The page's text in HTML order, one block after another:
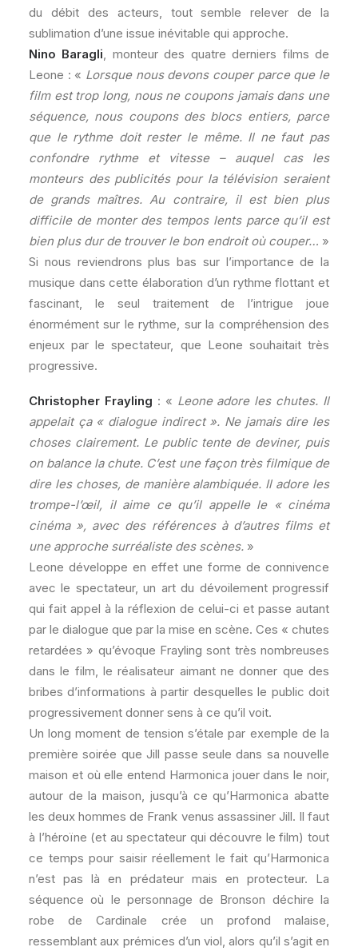
du débit des acteurs, tout semble relever de la
sublimation d’une issue inévitable qui approche.
Nino Baragli , monteur des quatre derniers films de
Leone : « Lorsque nous devons couper parce que le
film est trop long, nous ne coupons jamais dans une
séquence, nous coupons des blocs entiers, parce
que le rythme doit rester le même. Il ne faut pas
confondre rythme et vitesse – auquel cas les
monteurs des publicités pour la télévision seraient
de grands maîtres. Au contraire, il est bien plus
difficile de monter des tempos lents parce qu’il est
bien plus dur de trouver le bon endroit où couper… »
Si nous reviendrons plus bas sur l’importance de la
musique dans cette élaboration d’un rythme flottant et
fascinant, le seul traitement de l’intrigue joue
énormément sur le rythme, sur la compréhension des
enjeux par le spectateur, que Leone souhaitait très
progressive.
Christopher Frayling : « Leone adore les chutes. Il
appelait ça « dialogue indirect ». Ne jamais dire les
choses clairement. Le public tente de deviner, puis
on balance la chute. C’est une façon très filmique de
dire les choses, de manière alambiquée. Il adore les
trompe-l’œil, il aime ce qu’il appelle le « cinéma
cinéma », avec des références à d’autres films et
une approche surréaliste des scènes. »
Leone développe en effet une forme de connivence
avec le spectateur, un art du dévoilement progressif
qui fait appel à la réflexion de celui-ci et passe autant
par le dialogue que par la mise en scène. Ces « chutes
retardées » qu’évoque Frayling sont très nombreuses
dans le film, le réalisateur aimant ne donner que des
bribes d’informations à partir desquelles le public doit
progressivement donner sens à ce qu’il voit.
Un long moment de tension s’étale par exemple de la
première soirée que Jill passe seule dans sa nouvelle
maison et où elle entend Harmonica jouer dans le noir,
autour de la maison, jusqu’à ce qu’Harmonica abatte
les deux hommes de Frank venus assassiner Jill. Il faut
à l’héroïne (et au spectateur qui découvre le film) tout
ce temps pour saisir réellement le fait qu’Harmonica
n’est pas là en prédateur mais en protecteur. La
séquence où le personnage de Bronson déchire la
robe de Cardinale crée un profond malaise,
ressemblant aux prémices d’un viol, alors qu’il s’agit en